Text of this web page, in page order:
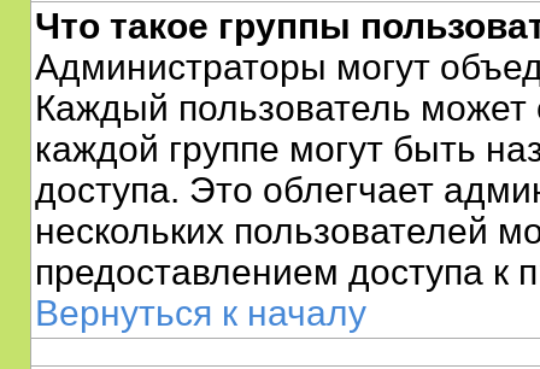
Что такое группы
Администраторы могут
Каждый пользователь может
каждой группе могут быть
доступа. Это облегчает
нескольких пользователей
предоставлением доступа
Вернуться к началу